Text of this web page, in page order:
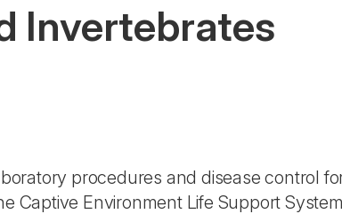
Invertebrates
procedures and disease control
Captive Environment Life Support